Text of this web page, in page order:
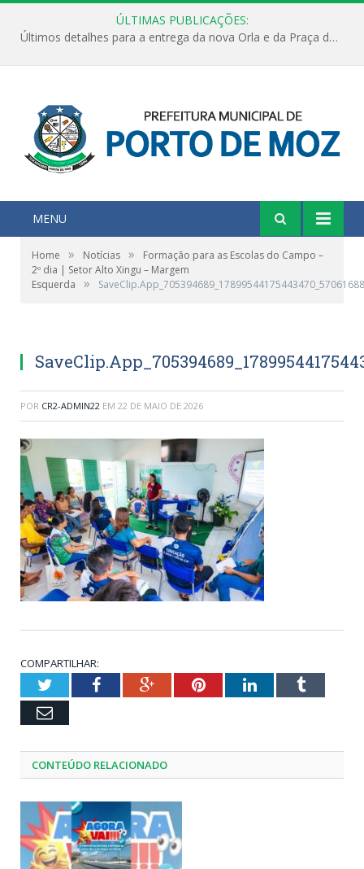
ÚLTIMAS PUBLICAÇÕES:
Últimos detalhes para a entrega da nova Orla e da Praça do Praião
MENU
Home » Notícias »
Formação para as Escolas do Campo –
2º dia | Setor Alto Xingu – Margem
Esquerda
»
POR CR2-ADMIN22 EM 22 DE MAIO DE 2026
COMPARTILHAR:
TwitterFacebookGoogle+PinterestLinkedInTumblr
Email
CONTEÚDO RELACIONADO